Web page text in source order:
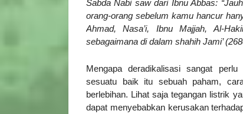
Sabda Nabi saw dari Ibnu Abbas:
orang-orang sebelum kamu hancur
Ahmad, Nasa’i, Ibnu Majjah, Al-
sebagaimana di dalam shahih Jami’
Mengapa deradikalisasi sangat
sesuatu baik itu sebuah paham,
berlebihan. Lihat saja tegangan listrik
dapat menyebabkan kerusakan